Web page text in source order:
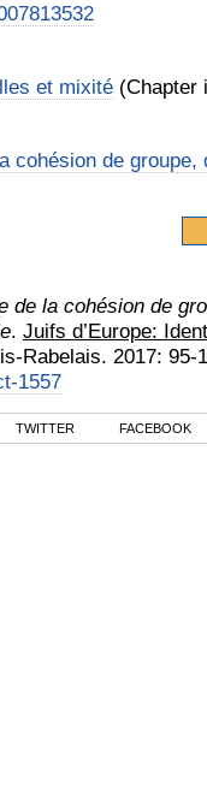
et mixité (Chapter
cohésion de groupe,
de la cohésion de
. Juifs d’Europe:
Rabelais. 2017: 95-
1557
TWITTER FACEBOOK